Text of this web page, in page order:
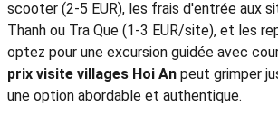
découvrir l'artisanat local sans
combien coûte une journée aux
Comptez 20 EUR pour une immersion
équilibré combine parfaitement
détente balnéaire à Da Nang et